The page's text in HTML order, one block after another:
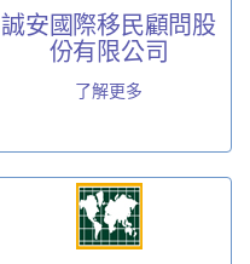
誠安國際移民顧問股
份有限公司
了解更多